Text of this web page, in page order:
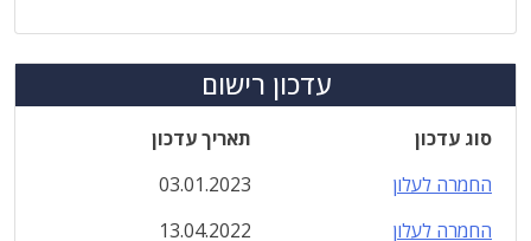
עדכון רישום
סוג עדכון
תאריך עדכון
החמרה לעלון
03.01.2023
החמרה לעלון
13.04.2022